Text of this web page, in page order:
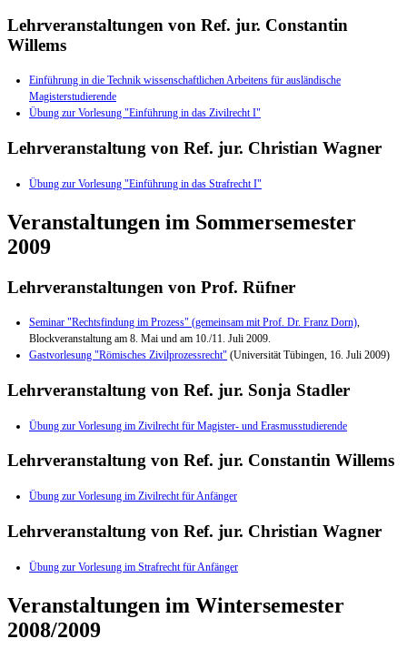
Lehrveranstaltungen von Ref. jur. Constantin
Willems
Einführung in die Technik wissenschaftlichen Arbeitens für ausländische
Magisterstudierende
Übung zur Vorlesung "Einführung in das Zivilrecht I"
Lehrveranstaltung von Ref. jur. Christian Wagner
Übung zur Vorlesung "Einführung in das Strafrecht I"
Veranstaltungen im Sommersemester
2009
Lehrveranstaltungen von Prof. Rüfner
Seminar "Rechtsfindung im Prozess" (gemeinsam mit Prof. Dr. Franz Dorn),
Blockveranstaltung am 8. Mai und am 10./11. Juli 2009.
Gastvorlesung "Römisches Zivilprozessrecht" (Universität Tübingen, 16. Juli 2009)
Lehrveranstaltung von Ref. jur. Sonja Stadler
Übung zur Vorlesung im Zivilrecht für Magister- und Erasmusstudierende
Lehrveranstaltung von Ref. jur. Constantin Willems
Übung zur Vorlesung im Zivilrecht für Anfänger
Lehrveranstaltung von Ref. jur. Christian Wagner
Übung zur Vorlesung im Strafrecht für Anfänger
Veranstaltungen im Wintersemester
2008/2009